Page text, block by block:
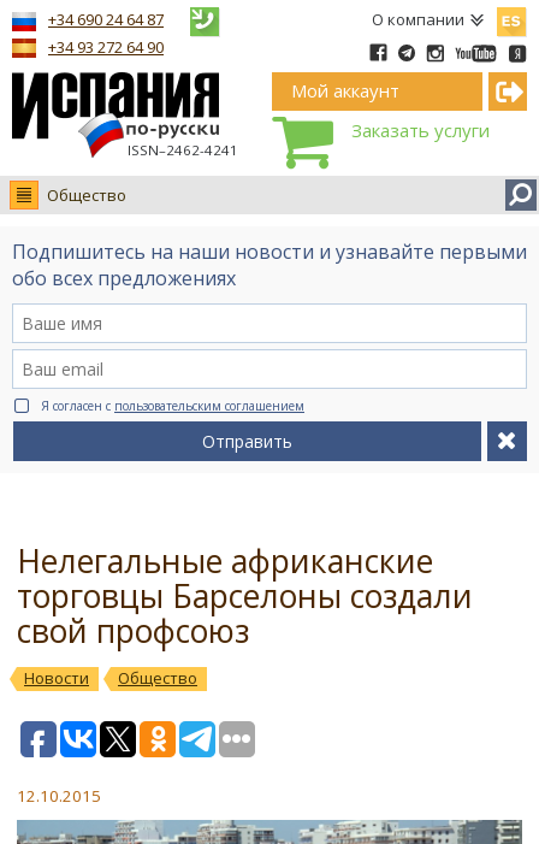
О компании
ISSN–2462-4241
+34 690 24 64 87
+34 93 272 64 90
Мой аккаунт
Заказать услуги
Общество
Новости
Интервью
Видео Ruso.TV
BCN life
Сервис на немецком
Подпишитесь на наши новости и узнавайте первыми
обо всех предложениях
Я согласен с пользовательским соглашением
Отправить
Нелегальные африканские
торговцы Барселоны создали
свой профсоюз
Новости Общество
12.10.2015